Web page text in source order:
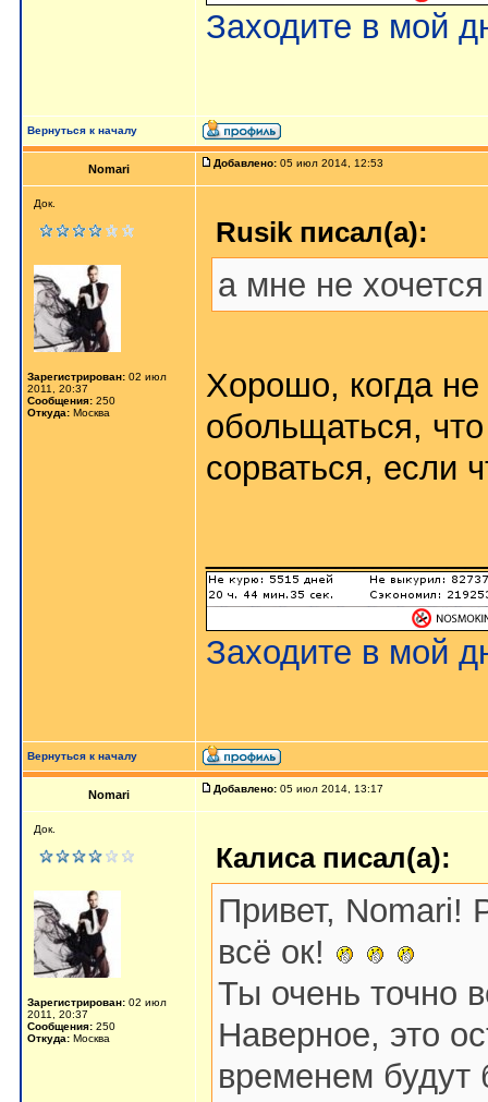
Заходите в мой
Вернуться к началу
Nomari Добавлено: 05 июл 2014, 12:53
Док.
Зарегистрирован: 02 июл
2011, 20:37
Сообщения: 250
Откуда: Москва
Rusik писал(а):
а мне не
Хорошо, когда
обольщаться,
сорваться, если
Заходите в мой
Вернуться к началу
Nomari Добавлено: 05 июл 2014, 13:17
Док.
Зарегистрирован: 02 июл
2011, 20:37
Сообщения: 250
Откуда: Москва
Калиса писал(а):
Привет, Nomari!
всё ок!
Ты очень точно
Наверное, это
временем